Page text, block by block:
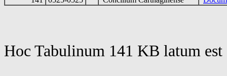
Hoc Tabulinum 141 KB latum